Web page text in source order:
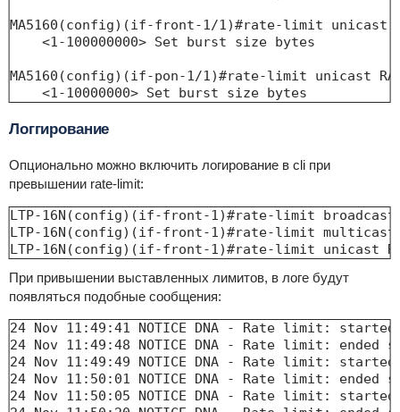
MA5160(config)(if-front-1/1)#rate-limit unicast
    <1-100000000> Set burst size bytes
MA5160(config)(if-pon-1/1)#rate-limit unicast
    <1-10000000> Set burst size bytes
Логгирование
Опционально можно включить логирование в cli при
превышении rate-limit:
LTP-16N(config)(if-front-1)#rate-limit broadcast
LTP-16N(config)(if-front-1)#rate-limit multicast
LTP-16N(config)(if-front-1)#rate-limit unicast
При привышении выставленных лимитов, в логе будут
появляться подобные сообщения:
24 Nov 11:49:41 NOTICE DNA - Rate limit:
24 Nov 11:49:48 NOTICE DNA - Rate limit:
24 Nov 11:49:49 NOTICE DNA - Rate limit:
24 Nov 11:50:01 NOTICE DNA - Rate limit:
24 Nov 11:50:05 NOTICE DNA - Rate limit: